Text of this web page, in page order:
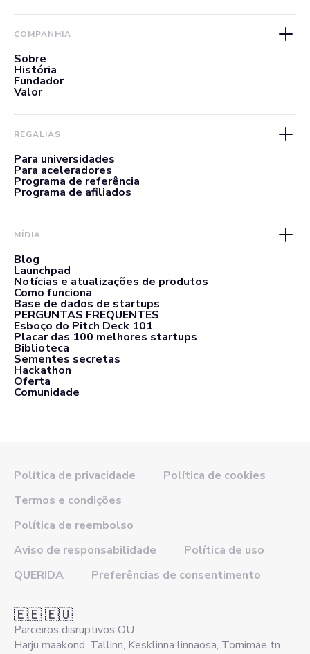
COMPANHIA
Sobre
História
Fundador
Valor
REGALIAS
Para universidades
Para aceleradores
Programa de referência
Programa de afiliados
MÍDIA
Blog
Launchpad
Notícias e atualizações de produtos
Como funciona
Base de dados de startups
PERGUNTAS FREQUENTES
Esboço do Pitch Deck 101
Placar das 100 melhores startups
Biblioteca
Sementes secretas
Hackathon
Oferta
Comunidade
Política de privacidade
Política de cookies
Termos e condições
Política de reembolso
Aviso de responsabilidade
Política de uso
QUERIDA
Preferências de consentimento
🇪🇪 🇪🇺
Parceiros disruptivos OÜ
Harju maakond, Tallinn, Kesklinna linnaosa, Tornimäe tn